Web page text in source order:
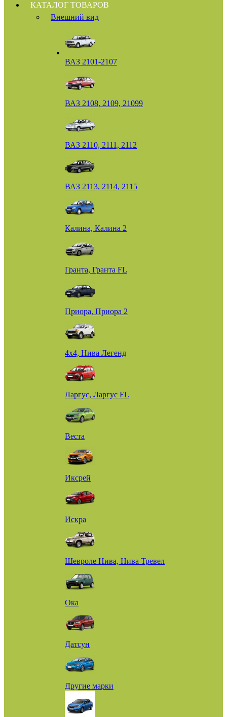
КАТАЛОГ ТОВАРОВ
Внешний вид
ВАЗ 2101-2107
ВАЗ 2108, 2109, 21099
ВАЗ 2110, 2111, 2112
ВАЗ 2113, 2114, 2115
Калина, Калина 2
Гранта, Гранта FL
Приора, Приора 2
4х4, Нива Легенд
Ларгус, Ларгус FL
Веста
Иксрей
Искра
Шевроле Нива, Нива Тревел
Ока
Датсун
Другие марки